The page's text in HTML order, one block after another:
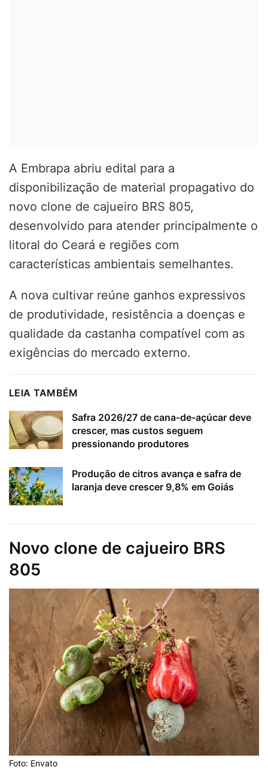
A Embrapa abriu edital para a
disponibilização de material propagativo do
novo clone de cajueiro BRS 805,
desenvolvido para atender principalmente o
litoral do Ceará e regiões com
características ambientais semelhantes.
A nova cultivar reúne ganhos expressivos
de produtividade, resistência a doenças e
qualidade da castanha compatível com as
exigências do mercado externo.
LEIA TAMBÉM
Safra 2026/27 de cana-de-açúcar deve
crescer, mas custos seguem
pressionando produtores
Produção de citros avança e safra de
laranja deve crescer 9,8% em Goiás
Novo clone de cajueiro BRS
805
Foto: Envato